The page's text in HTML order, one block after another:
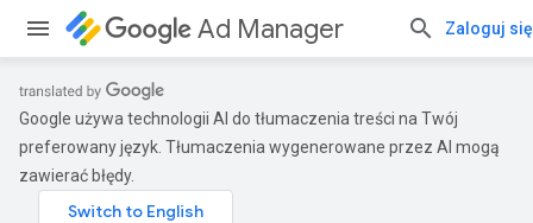
Ad Manager Zaloguj się
Google używa technologii AI do tłumaczenia treści na Twój
preferowany język. Tłumaczenia wygenerowane przez AI mogą
zawierać błędy.